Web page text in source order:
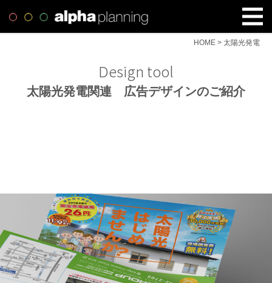
HOME > 太陽光発電
Design tool
太陽光発電関連 広告デザインのご紹介
前橋市の太陽光発電施工会社様